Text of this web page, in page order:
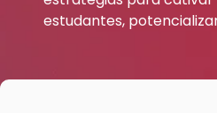
estudantes,